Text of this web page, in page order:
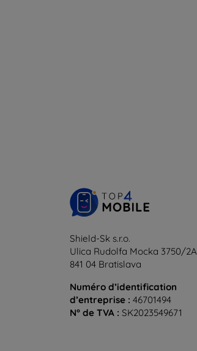
Shield-Sk s.r.o.
Ulica Rudolfa Mocka 3750/2A
841 04 Bratislava
Numéro d’identification
d’entreprise : 46701494
N° de TVA : SK2023549671